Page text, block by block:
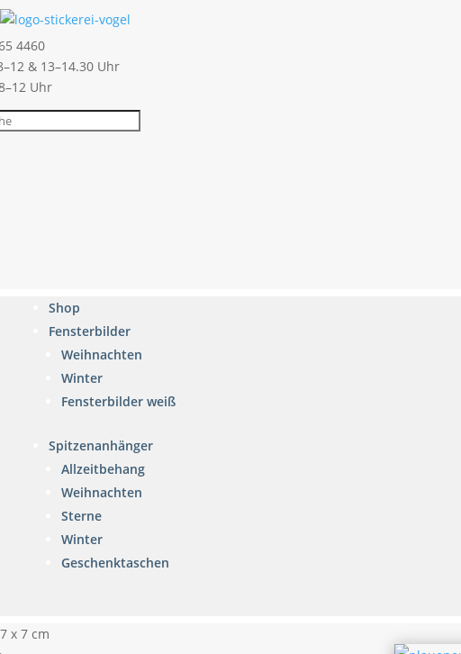
4460
& 13–14.30 Uhr
Uhr
Shop
Fensterbilder
Weihnachten
Winter
Fensterbilder weiß
Spitzenanhänger
Allzeitbehang
Weihnachten
Sterne
Winter
Geschenktaschen
7 x 7 cm